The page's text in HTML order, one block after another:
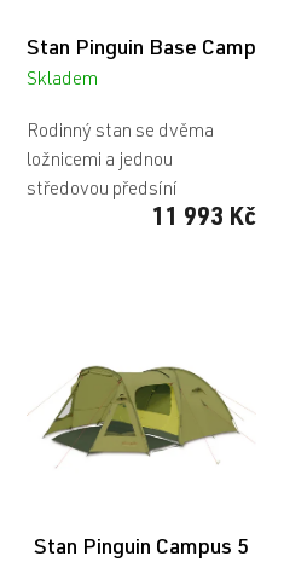
Stan Pinguin Base Camp
Skladem
11 993 Kč
Rodinný stan se dvěma
ložnicemi a jednou
středovou předsíní
Stan Pinguin Campus 5